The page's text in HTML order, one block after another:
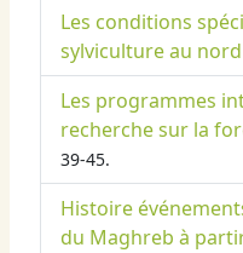
Les conditions
sylviculture au nord
Les programmes
recherche sur la
39-45.
Histoire
du Maghreb à